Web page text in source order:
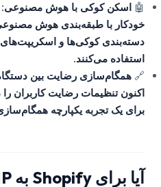
🤖
خودکار با طبقه‌بندی هوش
دسته‌بندی کوکی‌ها و
استفاده می‌کنند.
🔗
اکنون تنظیمات رضایت کاربران
برای یک تجربه یکپارچه
آیا برای Shopify به CMP نیاز دارید؟